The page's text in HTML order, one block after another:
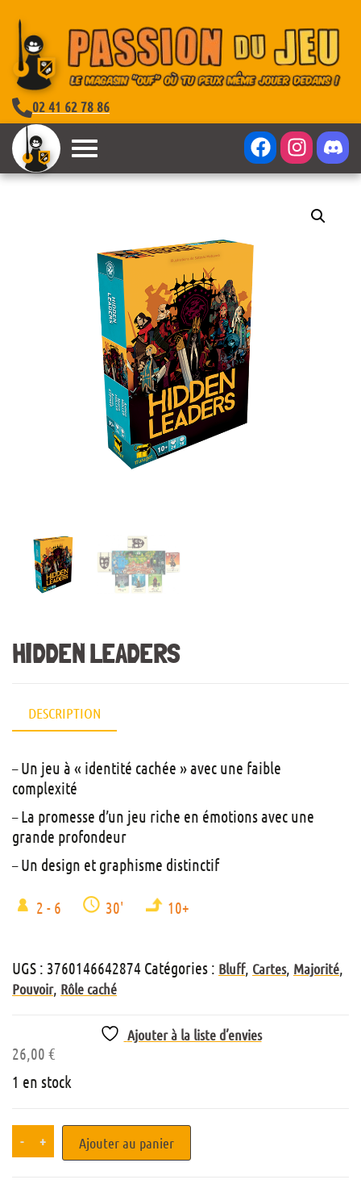
02 41 62 78 86
HIDDEN LEADERS
DESCRIPTION
– Un jeu à « identité cachée » avec une faible
complexité
– La promesse d’un jeu riche en émotions avec une
grande profondeur
– Un design et graphisme distinctif
2 - 6 30' 10+
UGS : 3760146642874 Catégories : Bluff, Cartes, Majorité
Pouvoir, Rôle caché
Ajouter à la liste d’envies
26,00 €
1 en stock
- + Ajouter au panier